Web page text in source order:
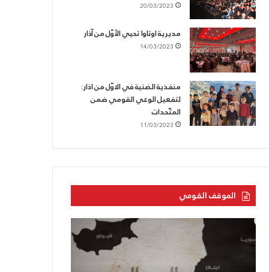
20/03/2023
مديرية اوتاوا تحيي الأوّل من آذار
14/03/2023
منفذية الضنية في الاوّل من اذار:
لتفعيل الوعي القومي ضمن
المتّحدات
11/03/2023
الموقف القومي
بحرنا
يتجاوز
“كاريش”